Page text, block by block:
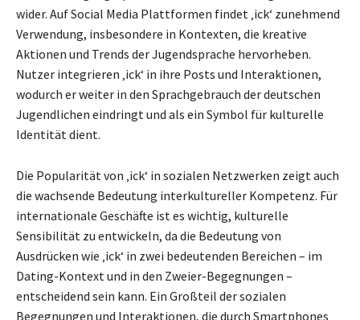
wider. Auf Social Media Plattformen findet ‚ick‘ zunehmend
Verwendung, insbesondere in Kontexten, die kreative
Aktionen und Trends der Jugendsprache hervorheben.
Nutzer integrieren ‚ick‘ in ihre Posts und Interaktionen,
wodurch er weiter in den Sprachgebrauch der deutschen
Jugendlichen eindringt und als ein Symbol für kulturelle
Identität dient.
Die Popularität von ‚ick‘ in sozialen Netzwerken zeigt auch
die wachsende Bedeutung interkultureller Kompetenz. Für
internationale Geschäfte ist es wichtig, kulturelle
Sensibilität zu entwickeln, da die Bedeutung von
Ausdrücken wie ‚ick‘ in zwei bedeutenden Bereichen – im
Dating-Kontext und in den Zweier-Begegnungen –
entscheidend sein kann. Ein Großteil der sozialen
Begegnungen und Interaktionen, die durch Smartphones